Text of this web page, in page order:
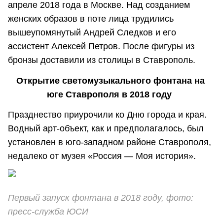
апреле 2018 года в Москве. Над созданием
женских образов в поте лица трудились
вышеупомянутый Андрей Следков и его
ассистент Алексей Петров. После фигуры из
бронзы доставили из столицы в Ставрополь.
Открытие светомузыкального фонтана на
юге Ставрополя в 2018 году
Празднество приурочили ко Дню города и края.
Водный арт-объект, как и предполагалось, был
установлен в юго-западном районе Ставрополя,
недалеко от музея «Россия — Моя история».
Первый запуск фонтана в 2018 году, фото:
пресс-служба ЮСИ